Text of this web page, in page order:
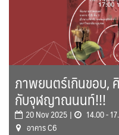
ภาพยนตร์เกินขอบ,
กับจุฬญาณนนท์!!!
20 Nov 2025 |
14.00 -
อาคาร C6